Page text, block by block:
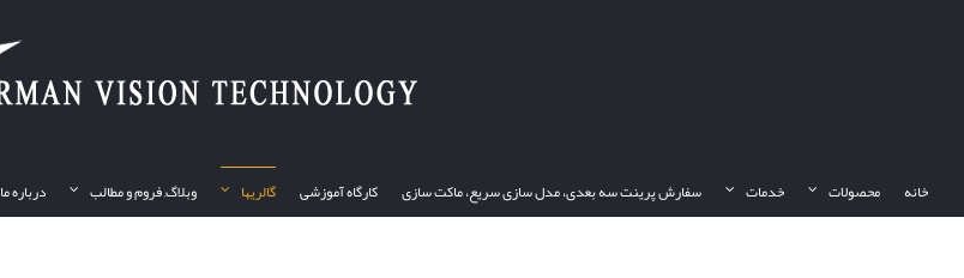
خانه محصولات خدمات سفارش پرینت سه بعدی، مدل سازی سریع، ماکت سازی کارگاه آموزشی گالریها وبلاگ, فروم و مطالب درباره ما